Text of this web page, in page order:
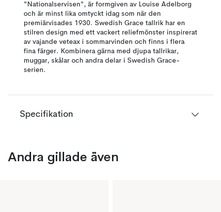
"Nationalservisen", är formgiven av Louise Adelborg
och är minst lika omtyckt idag som när den
premiärvisades 1930. Swedish Grace tallrik har en
stilren design med ett vackert reliefmönster inspirerat
av vajande veteax i sommarvinden och finns i flera
fina färger. Kombinera gärna med djupa tallrikar,
muggar, skålar och andra delar i Swedish Grace-
serien.
Specifikation
Andra gillade även